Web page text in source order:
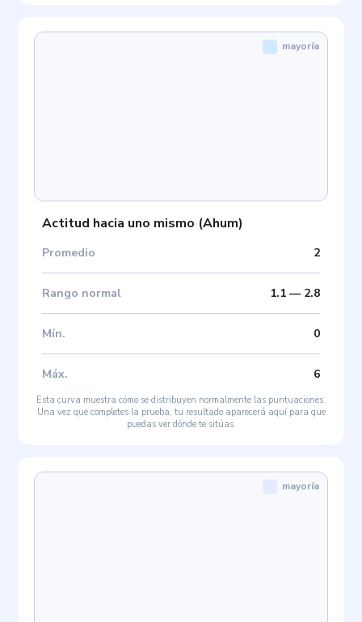
Actitud hacia uno mismo (Ahum)
Promedio 2
Rango normal 1.1— 2.8
Mín. 0
Máx. 6
mayoría
Esta curva muestra cómo se distribuyen normalmente las puntuaciones.
Una vez que completes la prueba, tu resultado aparecerá aquí para que
puedas ver dónde te sitúas.
mayoría